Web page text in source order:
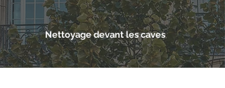
Nettoyage devant les caves